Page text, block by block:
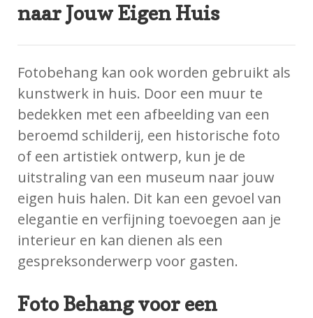
naar Jouw Eigen Huis
Fotobehang kan ook worden gebruikt als
kunstwerk in huis. Door een muur te
bedekken met een afbeelding van een
beroemd schilderij, een historische foto
of een artistiek ontwerp, kun je de
uitstraling van een museum naar jouw
eigen huis halen. Dit kan een gevoel van
elegantie en verfijning toevoegen aan je
interieur en kan dienen als een
gespreksonderwerp voor gasten.
Foto Behang voor een